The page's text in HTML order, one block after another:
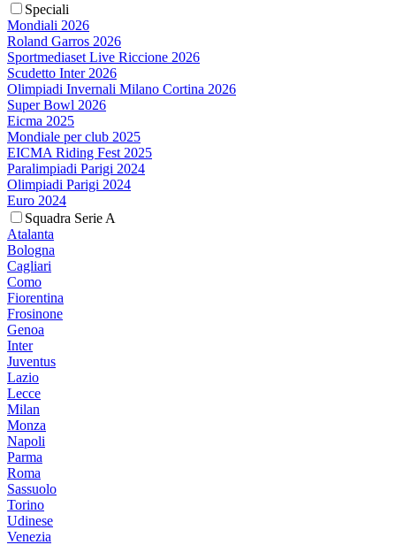
Speciali
Mondiali 2026
Roland Garros 2026
Sportmediaset Live Riccione 2026
Scudetto Inter 2026
Olimpiadi Invernali Milano Cortina 2026
Super Bowl 2026
Eicma 2025
Mondiale per club 2025
EICMA Riding Fest 2025
Paralimpiadi Parigi 2024
Olimpiadi Parigi 2024
Euro 2024
Squadra Serie A
Atalanta
Bologna
Cagliari
Como
Fiorentina
Frosinone
Genoa
Inter
Juventus
Lazio
Lecce
Milan
Monza
Napoli
Parma
Roma
Sassuolo
Torino
Udinese
Venezia